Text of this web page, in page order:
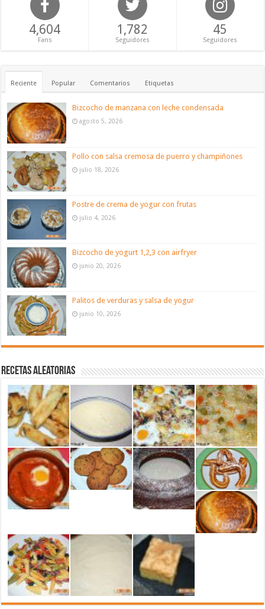
4,604
Fans
1,782
Seguidores
45
Seguidores
Reciente Popular Comentarios Etiquetas
Bizcocho de manzana con leche condensada
agosto 5, 2026
Pollo con salsa cremosa de puerro y champiñones
julio 18, 2026
Postre de crema de yogur con frutas
julio 4, 2026
Bizcocho de yogurt 1,2,3 con airfryer
junio 20, 2026
Palitos de verduras y salsa de yogur
junio 10, 2026
Recetas aleatorias